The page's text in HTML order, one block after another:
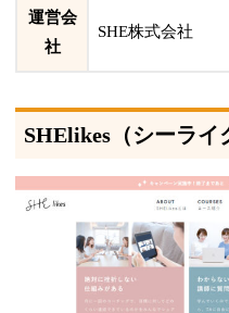
運営会
社
SHE株式会社
SHElikes（シーライ